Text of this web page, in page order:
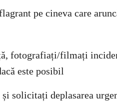
pe cineva care
fotografiați/filmați
este posibil
solicitați deplasarea